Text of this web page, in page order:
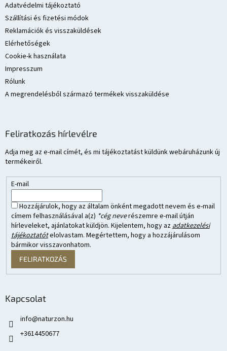
Adatvédelmi tájékoztató
Szállítási és fizetési módok
Reklamációk és visszaküldések
Elérhetőségek
Cookie-k használata
Impresszum
Rólunk
A megrendelésből származó termékek visszaküldése
Feliratkozás hírlevélre
Adja meg az e-mail címét, és mi tájékoztatást küldünk webáruházunk új
termékeiről.
E-mail
Hozzájárulok, hogy az általam önként megadott nevem és e-mail
címem felhasználásával a(z) *cég neverészemre e-mail útján
hírleveleket, ajánlatokat küldjön. Kijelentem, hogy azadatkezelési
tájékoztatótelolvastam. Megértettem, hogy a hozzájárulásom
bármikor visszavonhatom.
FELIRATKOZÁS
Kapcsolat
info@naturzon.hu
+3614450677